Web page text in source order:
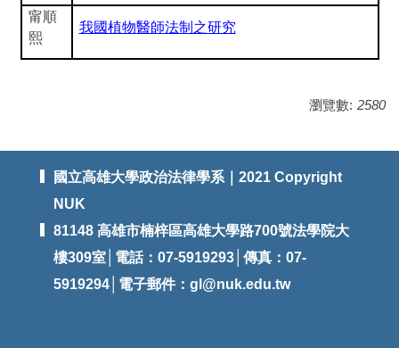
甯順
熙
我國植物醫師法制之研究
瀏覽數: 2580
國立高雄大學政治法律學系｜2021 Copyright
NUK
81148 高雄市楠梓區高雄大學路700號法學院大
樓309室│電話：07-5919293│傳真：07-
5919294│電子郵件： gl@nuk.edu.tw